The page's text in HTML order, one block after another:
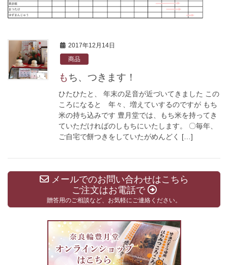
2017年12月14日
商品
もち、つきます！
ひたひたと、 年末の足音が近づいてきました この
ころになると 年々、増えていするのですが もち
米の持ち込みです 豊月堂では、もち米を持ってき
ていただければのしもちにいたします。 〇毎年、
ご自宅で餅つきをしていたがめんどく […]
メールでのお問い合わせはこちら
ご注文はお電話で
贈答用のご相談など、お気軽にご連絡ください。